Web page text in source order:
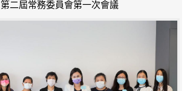
第二屆常務委員會第一次會議